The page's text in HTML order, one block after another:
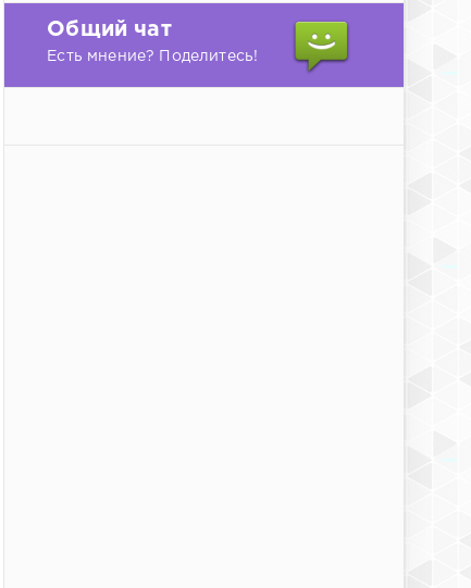
Общий чат
Есть мнение? Поделитесь!